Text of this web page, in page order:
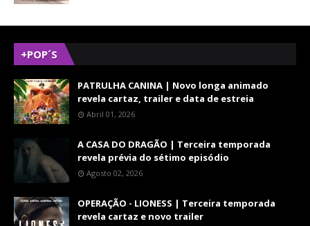
+POP´S
PATRULHA CANINA | Novo longa animado
revela cartaz, trailer e data de estreia
Abril 01, 2026
A CASA DO DRAGÃO | Terceira temporada
revela prévia do sétimo episódio
Agosto 02, 2026
OPERAÇÃO - LIONESS | Terceira temporada
revela cartaz e novo trailer